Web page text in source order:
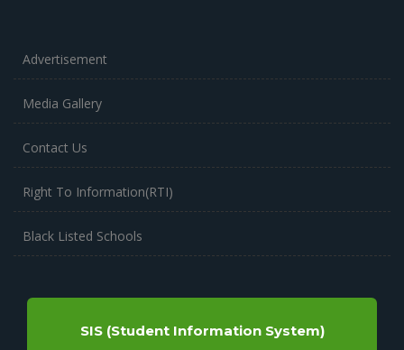
Advertisement
Media Gallery
Contact Us
Right To Information(RTI)
Black Listed Schools
SIS (Student Information System)